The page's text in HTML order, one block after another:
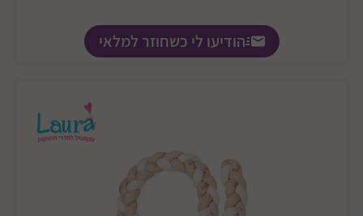
הודיעו לי כשחוזר למלאי